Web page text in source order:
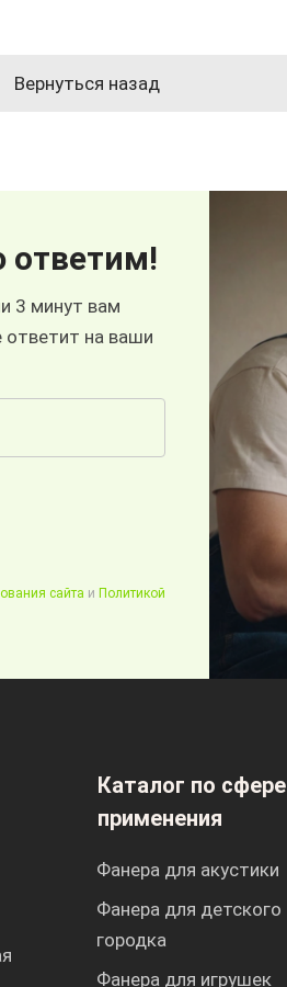
Вернуться назад
ответим!
3 минут вам
на ваши
сайта и Политикой
Каталог по сфере
применения
Фанера для акустики
Фанера для детского
городка
Фанера для игрушек